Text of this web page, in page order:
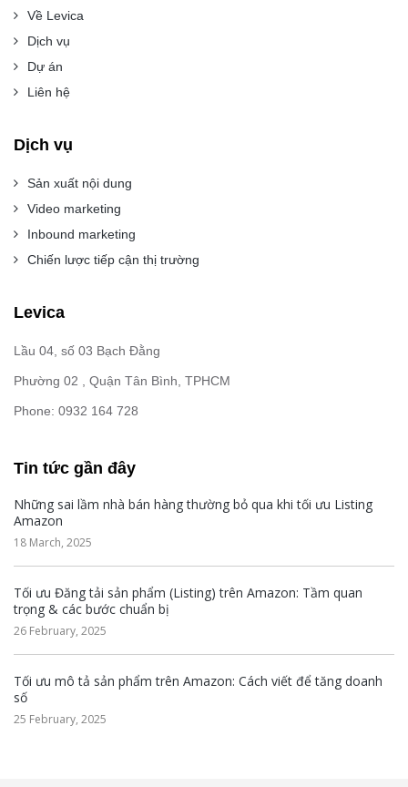
Về Levica
Dịch vụ
Dự án
Liên hệ
Dịch vụ
Sản xuất nội dung
Video marketing
Inbound marketing
Chiến lược tiếp cận thị trường
Levica
Lầu 04, số 03 Bạch Đằng
Phường 02 , Quận Tân Bình, TPHCM
Phone: 0932 164 728
Tin tức gần đây
Những sai lầm nhà bán hàng thường bỏ qua khi tối ưu Listing
Amazon
18 March, 2025
Tối ưu Đăng tải sản phẩm (Listing) trên Amazon: Tầm quan
trọng & các bước chuẩn bị
26 February, 2025
Tối ưu mô tả sản phẩm trên Amazon: Cách viết để tăng doanh
số
25 February, 2025